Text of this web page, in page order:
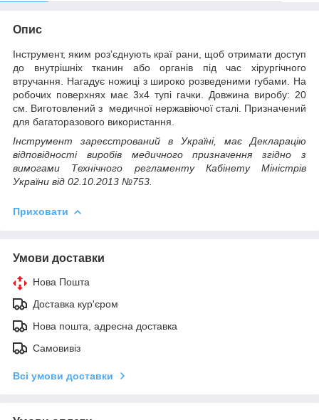
Опис
Інструмент, яким роз’єднують краї рани, щоб отримати доступ
до внутрішніх тканин або органів під час хірургічного
втручання. Нагадує ножиці з широко розведеними губами. На
робочих поверхнях має 3х4 тупі гачки. Довжина виробу: 20
см. Виготовлений з медичної нержавіючої сталі. Призначений
для багаторазового використання.
Інструмент зареєстрований в Україні, має Декларацію
відповідності виробів медичного призначення згідно з
вимогами Технічного регламенту Кабінету Міністрів
України від 02.10.2013 №753.
Приховати
Умови доставки
Нова Пошта
Доставка кур'єром
Нова пошта, адресна доставка
Самовивіз
Всі умови доставки